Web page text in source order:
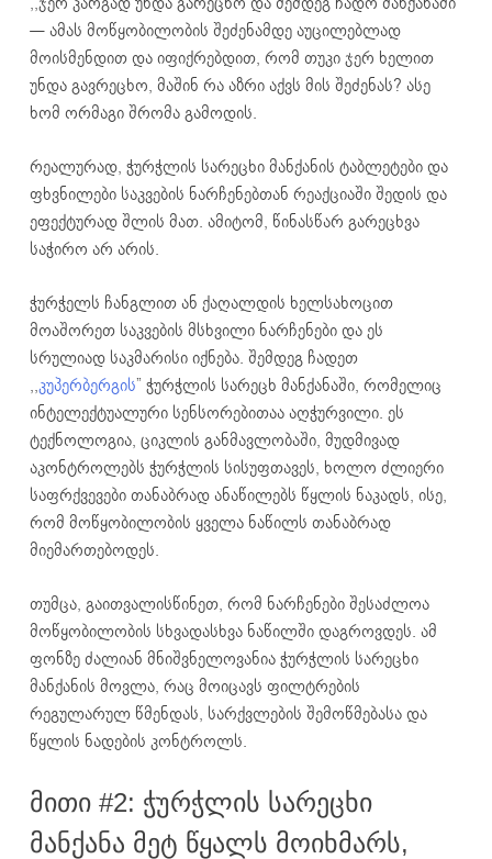
— ამას მოწყობილობის შეძენამდე აუცილებლად
მოისმენდით და იფიქრებდით, რომ თუკი ჯერ ხელით
უნდა გავრეცხო, მაშინ რა აზრი აქვს მის შეძენას? ასე
ხომ ორმაგი შრომა გამოდის.
რეალურად, ჭურჭლის სარეცხი მანქანის ტაბლეტები და
ფხვნილები საკვების ნარჩენებთან რეაქციაში შედის და
ეფექტურად შლის მათ. ამიტომ, წინასწარ გარეცხვა
საჭირო არ არის.
ჭურჭელს ჩანგლით ან ქაღალდის ხელსახოცით
მოაშორეთ საკვების მსხვილი ნარჩენები და ეს
სრულიად საკმარისი იქნება. შემდეგ ჩადეთ
,,კუპერბერგის” ჭურჭლის სარეცხ მანქანაში, რომელიც
ინტელექტუალური სენსორებითაა აღჭურვილი. ეს
ტექნოლოგია, ციკლის განმავლობაში, მუდმივად
აკონტროლებს ჭურჭლის სისუფთავეს, ხოლო ძლიერი
საფრქვევები თანაბრად ანაწილებს წყლის ნაკადს, ისე,
რომ მოწყობილობის ყველა ნაწილს თანაბრად
მიემართებოდეს.
თუმცა, გაითვალისწინეთ, რომ ნარჩენები შესაძლოა
მოწყობილობის სხვადასხვა ნაწილში დაგროვდეს. ამ
ფონზე ძალიან მნიშვნელოვანია ჭურჭლის სარეცხი
მანქანის მოვლა, რაც მოიცავს ფილტრების
რეგულარულ წმენდას, სარქვლების შემოწმებასა და
წყლის ნადების კონტროლს.
მითი #2: ჭურჭლის სარეცხი
მანქანა მეტ წყალს მოიხმარს,